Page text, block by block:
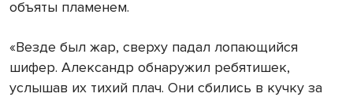
объяты пламенем.
«Везде был жар, сверху падал лопающийся
шифер. Александр обнаружил ребятишек,
услышав их тихий плач. Они сбились в кучку за